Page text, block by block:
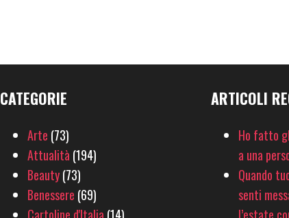
CATEGORIE
Arte (73)
Attualità (194)
Beauty(73)
Benessere (69)
ARTICOLI
Ho fatto
a una
Quando
senti